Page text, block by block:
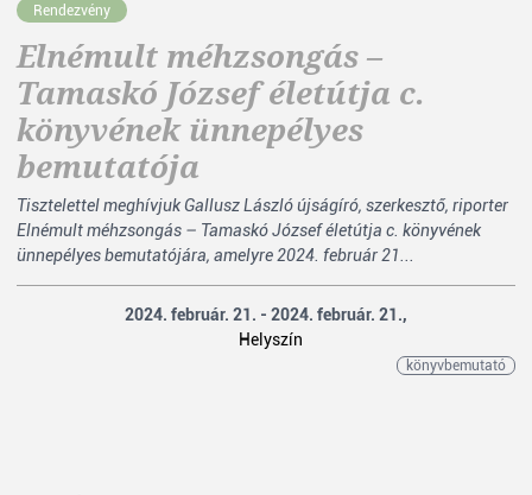
Rendezvény
Elnémult méhzsongás –
Tamaskó József életútja c.
könyvének ünnepélyes
bemutatója
Tisztelettel meghívjuk Gallusz László újságíró, szerkesztő, riporter
Elnémult méhzsongás – Tamaskó József életútja c. könyvének
ünnepélyes bemutatójára, amelyre 2024. február 21...
2024. február. 21. - 2024. február. 21.,
Helyszín
könyvbemutató